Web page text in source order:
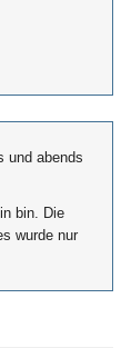
und abends
bin. Die
wurde nur